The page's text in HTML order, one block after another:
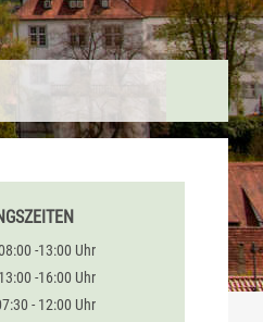
-13:00 Uhr
13:00 -16:00 Uhr
- 12:00 Uhr